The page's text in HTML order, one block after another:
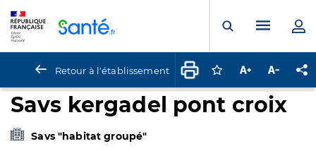
Ouvrir laMenu
Retour à l'établissement Connectez-vous
Augmenter la
Savs kergadel pont croix
Savs "habitat groupé"